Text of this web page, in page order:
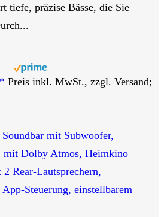
tiefe, präzise Bässe, die Sie
Preis inkl. MwSt., zzgl. Versand;